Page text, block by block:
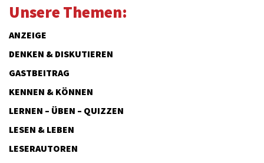
Unsere Themen:
ANZEIGE
DENKEN & DISKUTIEREN
GASTBEITRAG
KENNEN & KÖNNEN
LERNEN – ÜBEN – QUIZZEN
LESEN & LEBEN
LESERAUTOREN